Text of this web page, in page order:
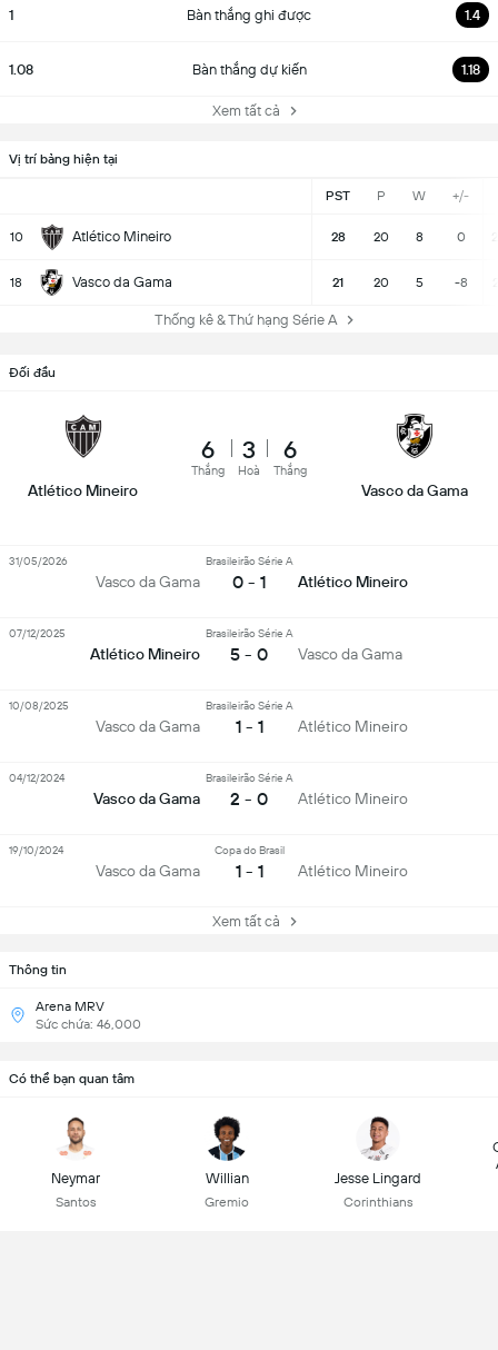
1 Bàn thắng ghi được 1.4
1.08 Bàn thắng dự kiến 1.18
Xem tất cả
Vị trí bảng hiện tại
PST P W +/-
10 Atlético Mineiro 28 20 8 0
18 Vasco da Gama 21 20 5 -8
Thống kê & Thứ hạng Série A
Thông tin
Arena MRV
Sức chứa: 46,000
Đối đầu
Atlético Mineiro
6
Thắng
3
Hoà
6
Thắng
Vasco da Gama
Vasco da Gama
Brasileirão Série A
0 - 1 Atlético Mineiro
31/05/2026
Atlético Mineiro
Brasileirão Série A
5 - 0 Vasco da Gama
07/12/2025
Vasco da Gama
Brasileirão Série A
1 - 1 Atlético Mineiro
10/08/2025
Vasco da Gama
Brasileirão Série A
2 - 0 Atlético Mineiro
04/12/2024
Vasco da Gama
Copa do Brasil
1 - 1 Atlético Mineiro
19/10/2024
Xem tất cả
Có thể bạn quan tâm
Neymar
Santos
Willian
Gremio
Jesse Lingard
Corinthians